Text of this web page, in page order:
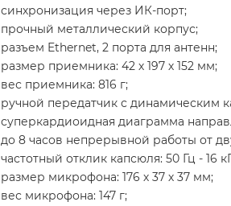
синхронизация через ИК-порт;
прочный металлический корпус;
разъем Ethernet, 2 порта для антенн;
размер приемника: 42 х 197 х 152 мм;
вес приемника: 816 г;
ручной передатчик с динамическим
суперкардиоидная диаграмма
до 8 часов непрерывной работы от
частотный отклик капсюля: 50 Гц - 16
размер микрофона: 176 х 37 х 37 мм;
вес микрофона: 147 г;